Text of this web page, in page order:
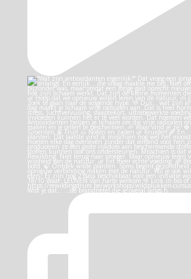
Wist je dat… …de brandnetel die je overal langs h